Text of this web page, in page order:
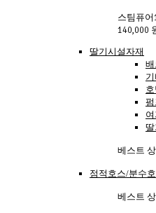
스팀퓨
140,000
딸기시설자재
배
베스트
점적호스/분수
베스트